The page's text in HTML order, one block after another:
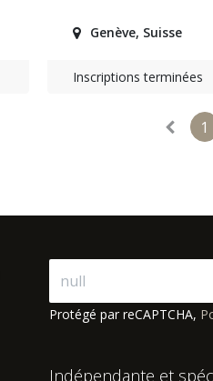
Genève, Suisse
Inscriptions terminées
1
Protégé par reCAPTCHA,
Indépendante et